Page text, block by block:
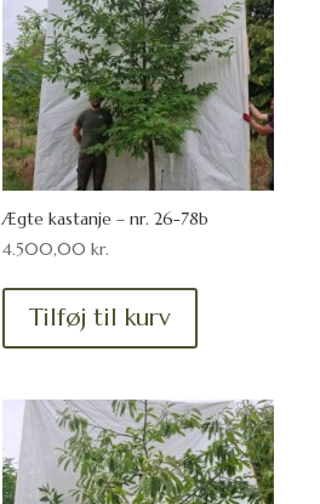
Ægte kastanje – nr. 26-78b
4.500,00 kr.
Tilføj til kurv